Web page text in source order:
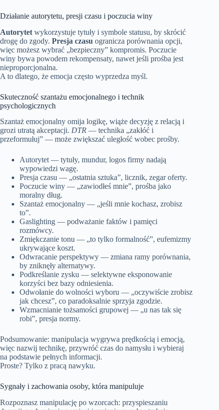
Działanie autorytetu, presji czasu i poczucia winy
Autorytet wykorzystuje tytuły i symbole statusu, by skrócić
drogę do zgody. Presja czasu ogranicza porównania opcji,
więc możesz wybrać „bezpieczny” kompromis. Poczucie
winy bywa powodem rekompensaty, nawet jeśli prośba jest
nieproporcjonalna.
A to dlatego, że emocja często wyprzedza myśl.
Skuteczność szantażu emocjonalnego i technik
psychologicznych
Szantaż emocjonalny omija logikę, wiąże decyzję z relacją i
grozi utratą akceptacji. DTR — technika „zakłóć i
przeformułuj” — może zwiększać uległość wobec prośby.
Autorytet — tytuły, mundur, logos firmy nadają
wypowiedzi wagę.
Presja czasu — „ostatnia sztuka”, licznik, zegar oferty.
Poczucie winy — „zawiodłeś mnie”, prośba jako
moralny dług.
Szantaż emocjonalny — „jeśli mnie kochasz, zrobisz
to”.
Gaslighting — podważanie faktów i pamięci
rozmówcy.
Zmiękczanie tonu — „to tylko formalność”, eufemizmy
ukrywające koszt.
Odwracanie perspektywy — zmiana ramy porównania,
by zniknęły alternatywy.
Podkreślanie zysku — selektywne eksponowanie
korzyści bez bazy odniesienia.
Odwołanie do wolności wyboru — „oczywiście zrobisz
jak chcesz”, co paradoksalnie sprzyja zgodzie.
Wzmacnianie tożsamości grupowej — „u nas tak się
robi”, presja normy.
Podsumowanie: manipulacja wygrywa prędkością i emocją,
więc nazwij technikę, przywróć czas do namysłu i wybieraj
na podstawie pełnych informacji.
Proste? Tylko z pracą nawyku.
Sygnały i zachowania osoby, która manipuluje
Rozpoznasz manipulację po wzorcach: przyspieszaniu